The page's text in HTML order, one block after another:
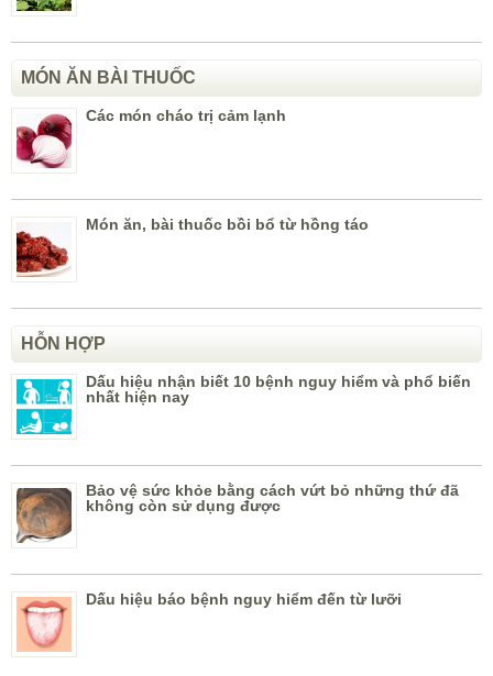
MÓN ĂN BÀI THUỐC
Các món cháo trị cảm lạnh
Món ăn, bài thuốc bồi bổ từ hồng táo
HỖN HỢP
Dấu hiệu nhận biết 10 bệnh nguy hiểm và phổ biến
nhất hiện nay
Bảo vệ sức khỏe bằng cách vứt bỏ những thứ đã
không còn sử dụng được
Dấu hiệu báo bệnh nguy hiểm đến từ lưỡi